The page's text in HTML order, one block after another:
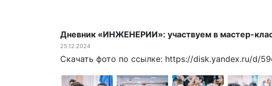
Дневник «ИНЖЕНЕРИИ»: участвуем в мастер-
25.12.2024
Скачать фото по ссылке: https://disk.yandex.ru/d/